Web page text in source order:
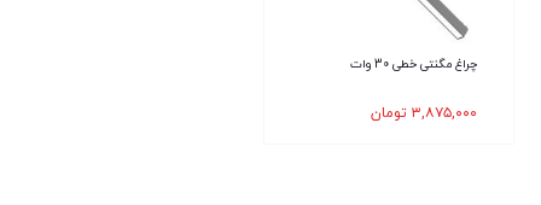
چراغ مگنتی خطی 30 وات
۳,۸۷۵,۰۰۰ تومان